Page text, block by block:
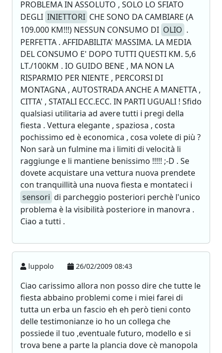
PROBLEMA IN ASSOLUTO , SOLO LO SFIATO
DEGLI INIETTORI CHE SONO DA CAMBIARE (A
109.000 KM!!!) NESSUN CONSUMO DI OLIO .
PERFETTA . AFFIDABILITA' MASSIMA. LA MEDIA
DEL CONSUMO E' DOPO TUTTI QUESTI KM. 5,6
LT./100KM . IO GUIDO BENE , MA NON LA
RISPARMIO PER NIENTE , PERCORSI DI
MONTAGNA , AUTOSTRADA ANCHE A MANETTA ,
CITTA' , STATALI ECC.ECC. IN PARTI UGUALI ! Sfido
qualsiasi utilitaria ad avere tutti i pregi della
fiesta . Vettura elegante , spaziosa , costa
pochissimo ed è economica , cosa volete di più ?
Non sarà un fulmine ma i limiti di velocità li
raggiunge e li mantiene benissimo !!!!! ;-D . Se
dovete acquistare una vettura nuova prendete
con tranquillità una nuova fiesta e montateci i
sensori di parcheggio posteriori perchè l'unico
problema è la visibilità posteriore in manovra .
Ciao a tutti .
luppolo 26/02/2009 08:43
Ciao carissimo allora non posso dire che tutte le
fiesta abbaino problemi come i miei farei di
tutta un erba un fascio eh eh però tieni conto
delle testimonianze io ho un collega che
possiede il tuo ,eventuale futuro, modello e si
trova bene a parte la plancia dove cè manopola